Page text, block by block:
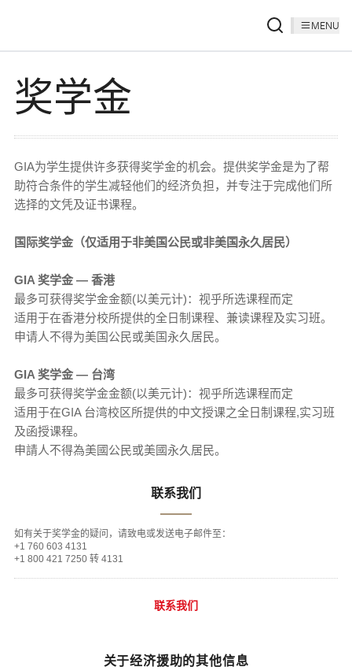
MENU
奖学金
GIA为学生提供许多获得奖学金的机会。提供奖学金是为了帮
助符合条件的学生减轻他们的经济负担，并专注于完成他们所
选择的文凭及证书课程。
国际奖学金（仅适用于非美国公民或非美国永久居民）
GIA 奖学金 — 香港
最多可获得奖学金金额(以美元计)：视乎所选课程而定
适用于在香港分校所提供的全日制课程、兼读课程及实习班。
申请人不得为美国公民或美国永久居民。
GIA 奖学金 — 台湾
最多可获得奖学金金额(以美元计)：视乎所选课程而定
适用于在GIA 台湾校区所提供的中文授课之全日制课程,实习班
及函授课程。
申請人不得為美國公民或美國永久居民。
联系我们
如有关于奖学金的疑问，请致电或发送电子邮件至：
+1 760 603 4131
+1 800 421 7250 转 4131
联系我们
关于经济援助的其他信息